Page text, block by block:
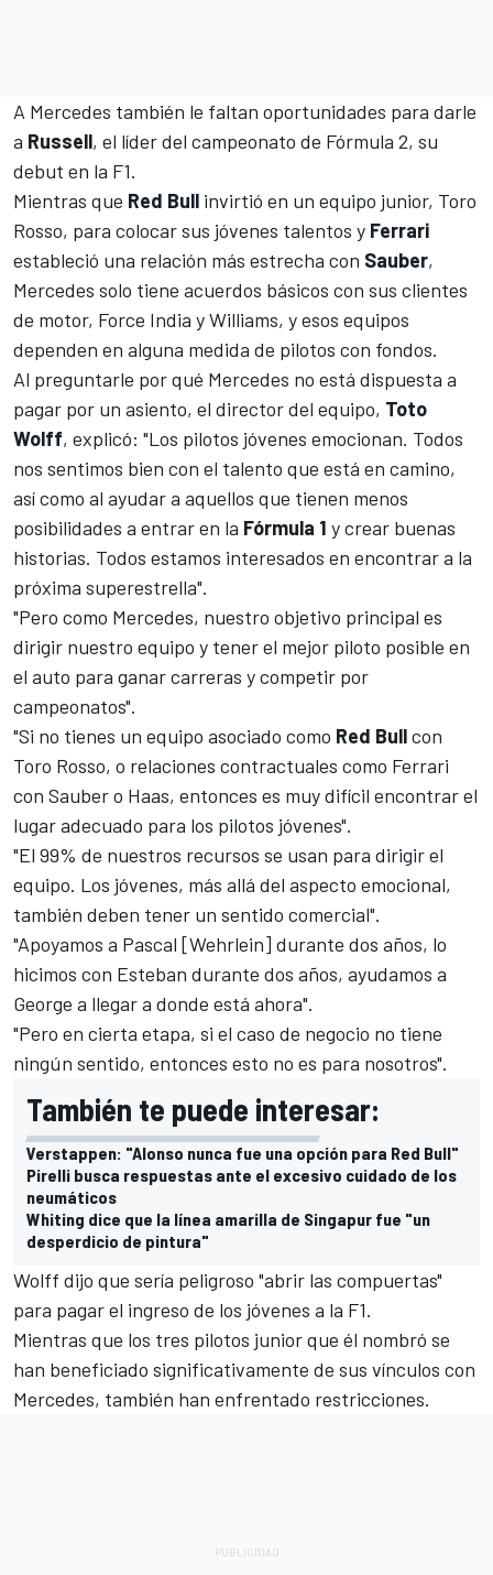
A Mercedes también le faltan oportunidades para darle
a Russell, el líder del campeonato de Fórmula 2, su
debut en la F1.
Mientras que Red Bull invirtió en un equipo junior, Toro
Rosso, para colocar sus jóvenes talentos y Ferrari
estableció una relación más estrecha con Sauber,
Mercedes solo tiene acuerdos básicos con sus clientes
de motor, Force India y Williams, y esos equipos
dependen en alguna medida de pilotos con fondos.
Al preguntarle por qué Mercedes no está dispuesta a
pagar por un asiento, el director del equipo, Toto
Wolff, explicó: "Los pilotos jóvenes emocionan. Todos
nos sentimos bien con el talento que está en camino,
así como al ayudar a aquellos que tienen menos
posibilidades a entrar en la Fórmula 1 y crear buenas
historias. Todos estamos interesados ​​en encontrar a la
próxima superestrella".
"Pero como Mercedes, nuestro objetivo principal es
dirigir nuestro equipo y tener el mejor piloto posible en
el auto para ganar carreras y competir por
campeonatos".
"Si no tienes un equipo asociado como Red Bullcon
Toro Rosso, o relaciones contractuales como Ferrari
con Sauber o Haas, entonces es muy difícil encontrar el
lugar adecuado para los pilotos jóvenes".
"El 99% de nuestros recursos se usan para dirigir el
equipo. Los jóvenes, más allá del aspecto emocional,
también deben tener un sentido comercial".
"Apoyamos a Pascal [Wehrlein] durante dos años, lo
hicimos con Esteban durante dos años, ayudamos a
George a llegar a donde está ahora".
"Pero en cierta etapa, si el caso de negocio no tiene
ningún sentido, entonces esto no es para nosotros".
También te puede interesar:
Verstappen: "Alonso nunca fue una opción para Red Bull"
Pirelli busca respuestas ante el excesivo cuidado de los
neumáticos
Whiting dice que la línea amarilla de Singapur fue "un
desperdicio de pintura"
Wolff dijo que sería peligroso "abrir las compuertas"
para pagar el ingreso de los jóvenes a la F1.
Mientras que los tres pilotos junior que él nombró se
han beneficiado significativamente de sus vínculos con
Mercedes, también han enfrentado restricciones.